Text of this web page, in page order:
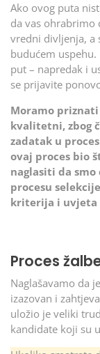
Ako ovog puta
da vas ohrabrimo
vredni divljenja, a
budućem
put – napredak i
se prijavite
Moramo
kvalitetni, zbog
zadatak u
ovaj proces bio
naglasiti da
procesu
kriterija i uvjeta
Proces
Naglašavamo da
izazovan i
uložio je veliki
kandidate koji su